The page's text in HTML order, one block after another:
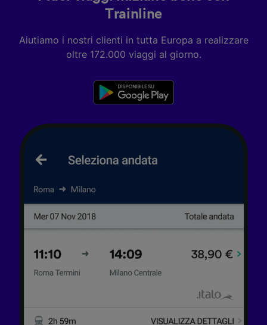
Trainline
Aiutiamo i nostri clienti in tutta Europa a realizzare
oltre 172.000 viaggi al giorno.